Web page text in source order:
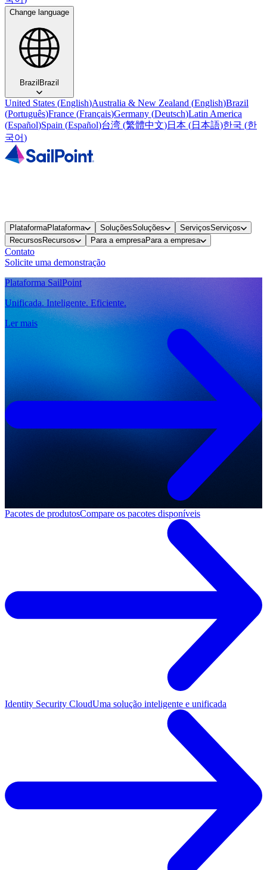
Change language
BrazilBrazil
United States (English)Australia & New Zealand (English)Brazil
(Português)France (Français)Germany (Deutsch)Latin America
(Español)Spain (Español)台湾 (繁體中文)日本 (日本語)한국 (한
국어)
PlataformaPlataforma SoluçõesSoluções ServiçosServiços
Recursos Recursos Para a empresaPara a empresa
Contato
Solicite uma demonstração
Plataforma SailPoint
Unificada. Inteligente. Eficiente.
Ler mais
Pacotes de produtosCompare os pacotes disponíveis
Identity Security CloudUma solução inteligente e unificada